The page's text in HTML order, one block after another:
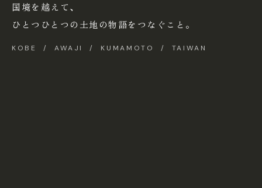
国境を越えて、
ひとつひとつの土地の物語をつなぐこと。
KOBE / AWAJI / KUMAMOTO / TAIWAN